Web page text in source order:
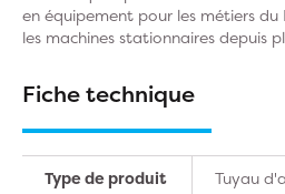
en équipement pour les métiers
les machines stationnaires depuis
Fiche technique
Type de produit Tuyau